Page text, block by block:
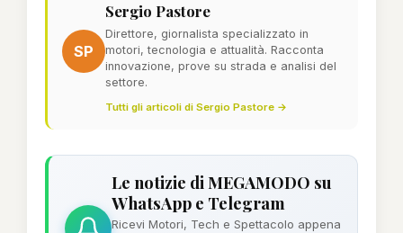
SP
Sergio Pastore
Direttore, giornalista specializzato in
motori, tecnologia e attualità. Racconta
innovazione, prove su strada e analisi del
settore.
Tutti gli articoli di Sergio Pastore →
Le notizie di MEGAMODO su
WhatsApp e Telegram
Ricevi Motori, Tech e Spettacolo appena